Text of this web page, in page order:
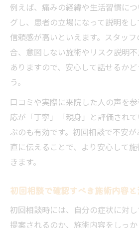
例えば、痛みの経緯や生活習慣に
グし、患者の立場になって説明を
信頼感が高いといえます。スタッ
合、意図しない施術やリスク説明
ありますので、安心して話せるか
う。
口コミや実際に来院した人の声を
応が「丁寧」「親身」と評価され
ぶのも有効です。初回相談で不安
直に伝えることで、より安心して
きます。
初回相談で確認すべき施術内容
初回相談時には、自分の症状に対
提案されるのか、施術内容をしっか